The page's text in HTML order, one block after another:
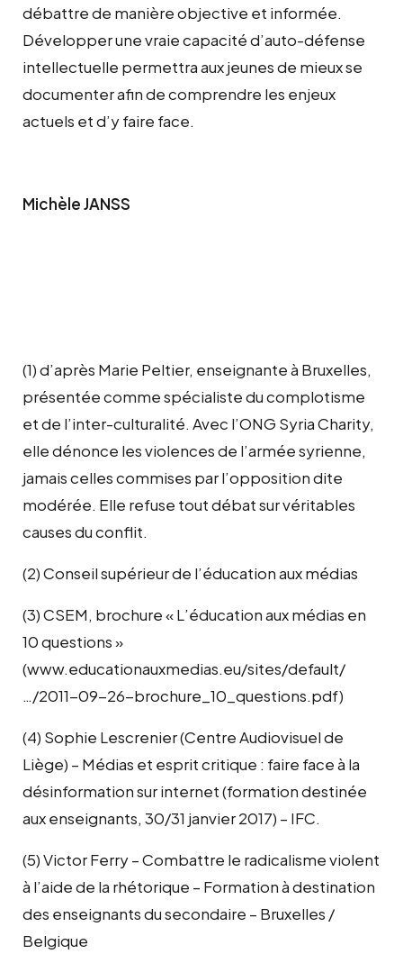
débattre de manière objective et informée.
Développer une vraie capacité d’auto-défense
intellectuelle permettra aux jeunes de mieux se
documenter afin de comprendre les enjeux
actuels et d’y faire face.
Michèle JANSS
(1) d’après Marie Peltier, enseignante à Bruxelles,
présentée comme spécialiste du complotisme
et de l’inter-culturalité. Avec l’ONG Syria Charity,
elle dénonce les violences de l’armée syrienne,
jamais celles commises par l’opposition dite
modérée. Elle refuse tout débat sur véritables
causes du conflit.
(2) Conseil supérieur de l’éducation aux médias
(3) CSEM, brochure « L’éducation aux médias en
10 questions »
(www.educationauxmedias.eu/sites/default/
…/2011-09-26-brochure_10_questions.pdf)
(4) Sophie Lescrenier (Centre Audiovisuel de
Liège) – Médias et esprit critique : faire face à la
désinformation sur internet (formation destinée
aux enseignants, 30/31 janvier 2017) – IFC.
(5) Victor Ferry – Combattre le radicalisme violent
à l’aide de la rhétorique – Formation à destination
des enseignants du secondaire – Bruxelles /
Belgique